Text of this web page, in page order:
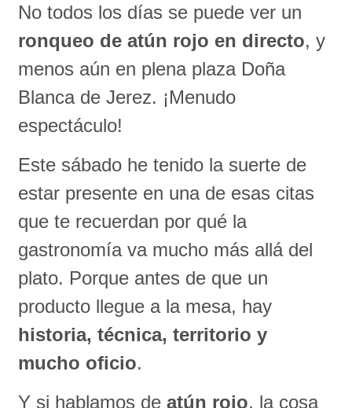
No todos los días se puede ver un
ronqueo de atún rojo en directo, y
menos aún en plena plaza Doña
Blanca de Jerez. ¡Menudo
espectáculo!
Este sábado he tenido la suerte de
estar presente en una de esas citas
que te recuerdan por qué la
gastronomía va mucho más allá del
plato. Porque antes de que un
producto llegue a la mesa, hay
historia, técnica, territorio y
mucho oficio.
Y si hablamos deatún rojo, la cosa